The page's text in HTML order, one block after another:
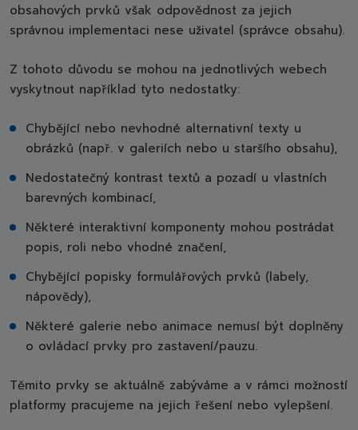
obsahových prvků však odpovědnost za jejich
správnou implementaci nese uživatel (správce obsahu).
Z tohoto důvodu se mohou na jednotlivých webech
vyskytnout například tyto nedostatky:
Chybějící nebo nevhodné alternativní texty u
obrázků (např. v galeriích nebo u staršího obsahu),
Nedostatečný kontrast textů a pozadí u vlastních
barevných kombinací,
Některé interaktivní komponenty mohou postrádat
popis, roli nebo vhodné značení,
Chybějící popisky formulářových prvků (labely,
nápovědy),
Některé galerie nebo animace nemusí být doplněny
o ovládací prvky pro zastavení/pauzu.
Těmito prvky se aktuálně zabýváme a v rámci možností
platformy pracujeme na jejich řešení nebo vylepšení.